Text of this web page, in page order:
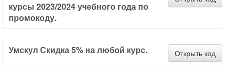
курсы 2023/2024 учебного года по
промокоду.
Умскул Скидка 5% на любой курс. Открыть код